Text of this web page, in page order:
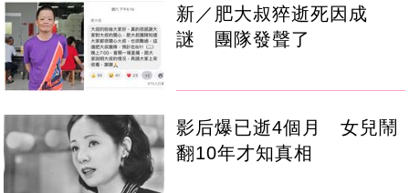
新／肥大叔猝逝死因成
謎 團隊發聲了
影后爆已逝4個月 女兒鬧
翻10年才知真相